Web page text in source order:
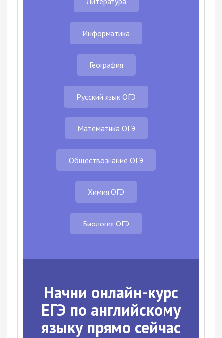
Информатика
География
Русский язык ОГЭ
Математика ОГЭ
Обществознание ОГЭ
Химия ОГЭ
Биология ОГЭ
Начни онлайн-курс
ЕГЭ по английскому
языку прямо сейчас